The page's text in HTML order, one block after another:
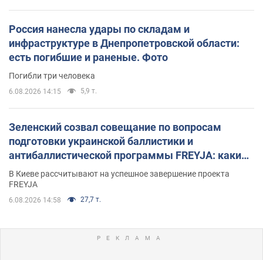
Россия нанесла удары по складам и
инфраструктуре в Днепропетровской области:
есть погибшие и раненые. Фото
Погибли три человека
6.08.2026 14:15 5,9 т.
Зеленский созвал совещание по вопросам
подготовки украинской баллистики и
антибаллистической программы FREYJA: какие
решения готовятся
В Киеве рассчитывают на успешное завершение проекта
FREYJA
6.08.2026 14:58 27,7 т.